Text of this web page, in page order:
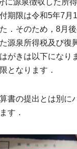
期限は令和5年7月
．そのため，8月
源泉所得税及び復
がきは以下になり
となります．
書の提出とは別に
す．